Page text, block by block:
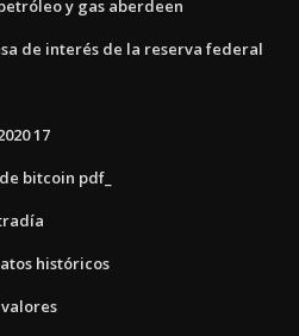
y gas aberdeen
de interés de la reserva federal
17
bitcoin pdf_
históricos